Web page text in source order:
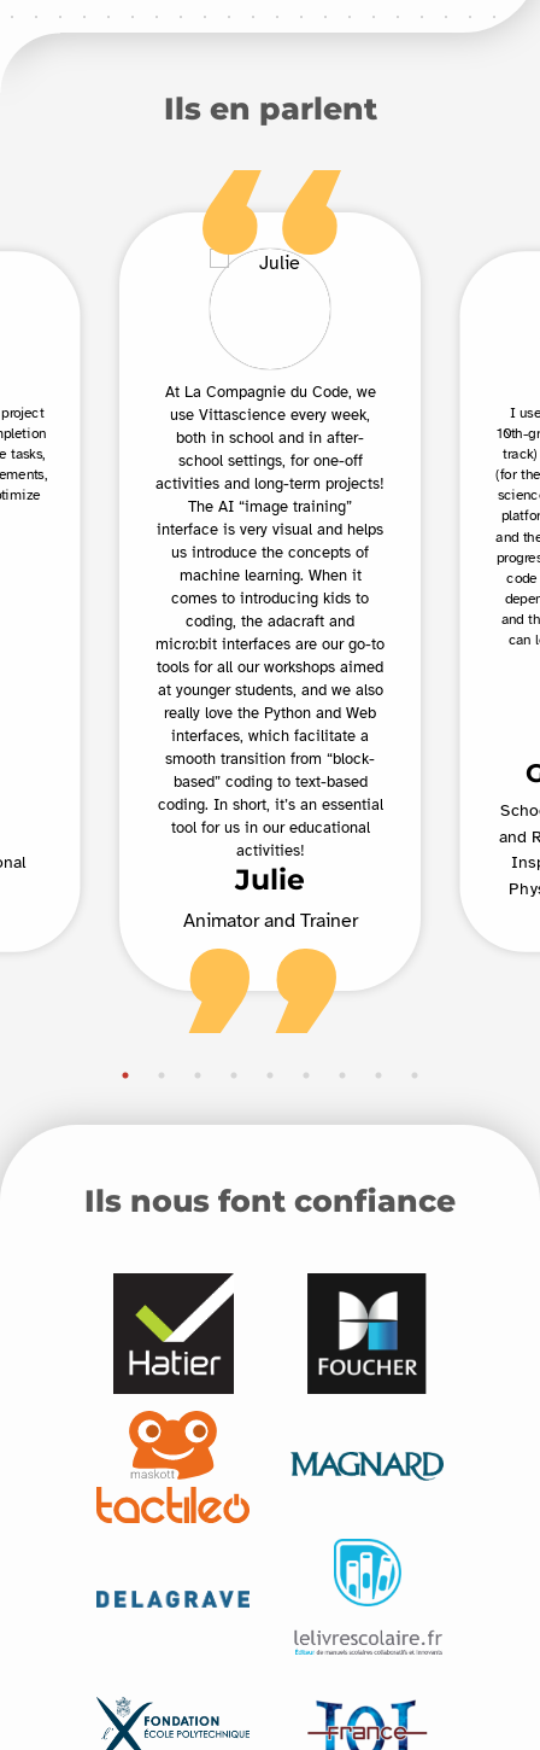
Ils en parlent
tasks,
At La Compagnie du Code, we
use Vittascience every week,
both in school and in after-
school settings, for one-off
activities and long-term projects!
The AI “image training”
interface is very visual and helps
us introduce the concepts of
machine learning. When it
comes to introducing kids to
coding, the adacraft and
micro:bit interfaces are our go-to
tools for all our workshops aimed
at younger students, and we also
really love the Python and Web
interfaces, which facilitate a
smooth transition from “block-
based” coding to text-based
coding. In short, it’s an essential
tool for us in our educational
activities!
Julie
Animator and Trainer
I
10th-
track)
(for
and
code
and
can
and
Ils nous font confiance